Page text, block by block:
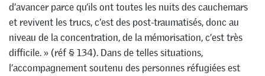
d’avancer parce qu’ils ont toutes les nuits des cauchemars
et revivent les trucs, c’est des post-traumatisés, donc au
niveau de la concentration, de la mémorisation, c’est très
difficile. » (réf § 134). Dans de telles situations,
l’accompagnement soutenu des personnes réfugiées est